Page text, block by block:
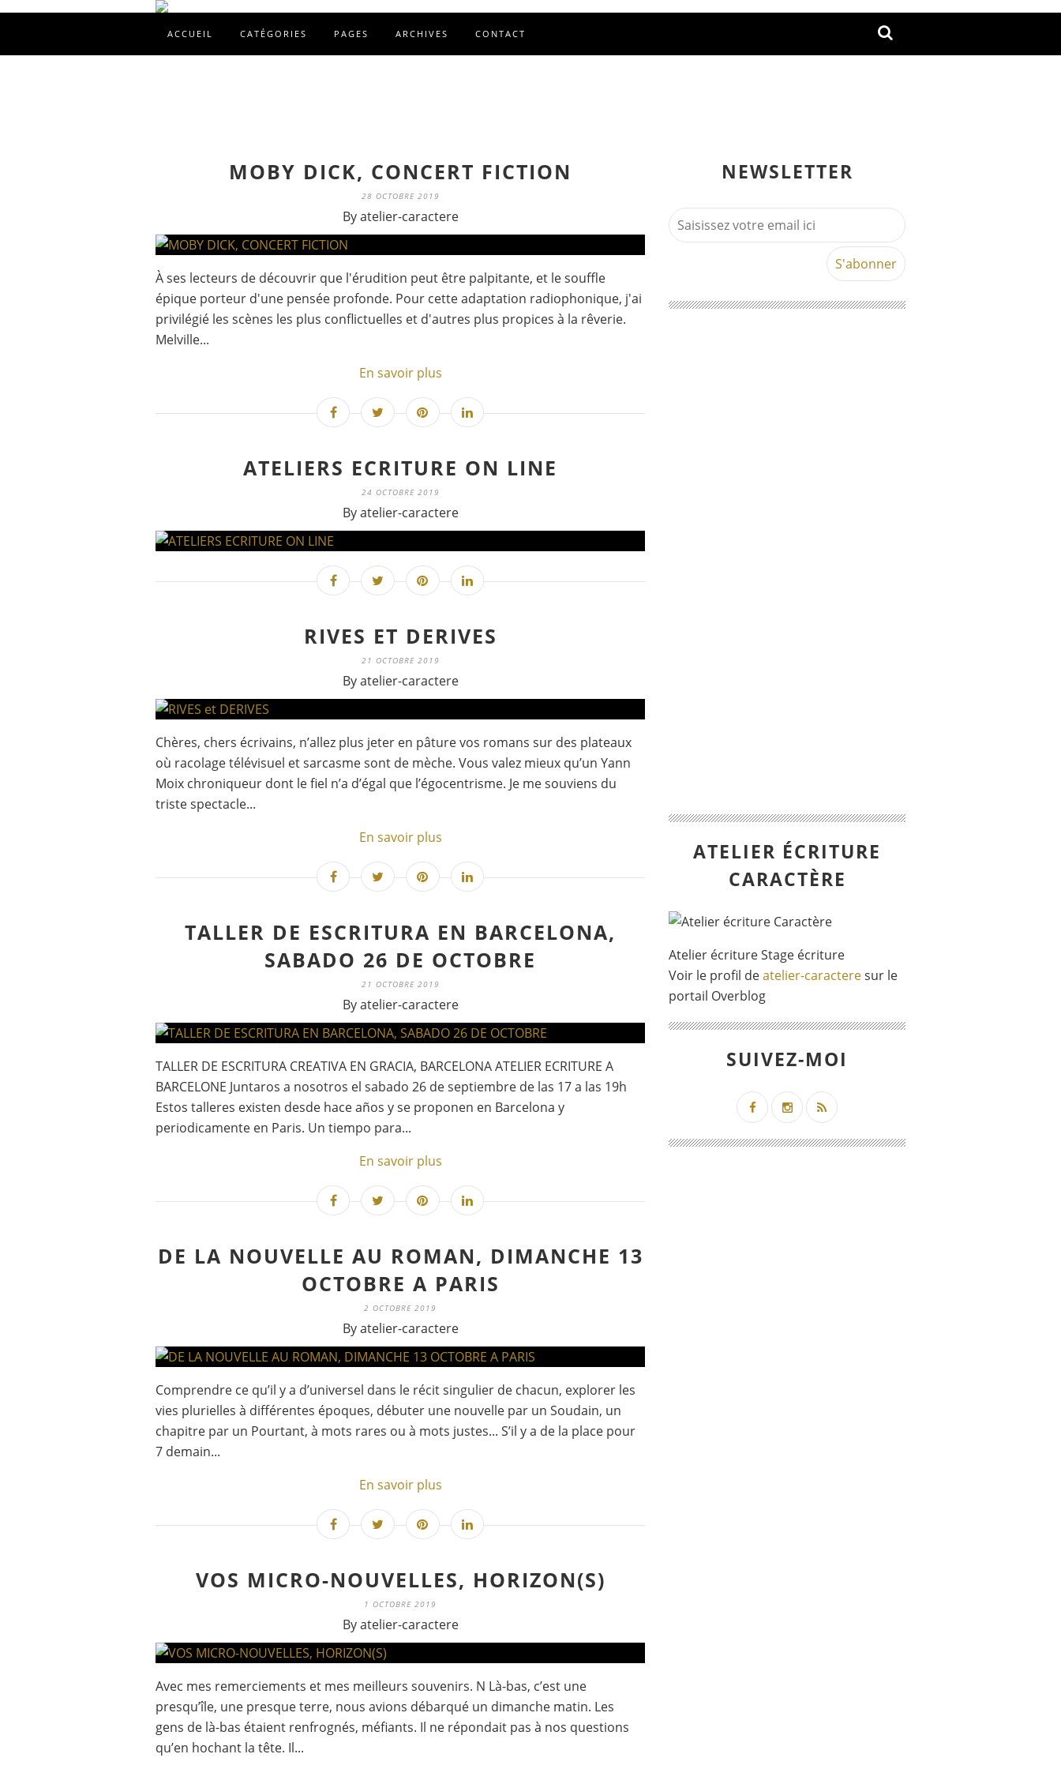
ACCUEIL CATÉGORIES PAGES ARCHIVES CONTACT
MOBY DICK, CONCERT FICTION
28 OCTOBRE 2019
By atelier-caractere
À ses lecteurs de découvrir que l'érudition peut être palpitante, et le souffle
épique porteur d'une pensée profonde. Pour cette adaptation radiophonique, j'ai
privilégié les scènes les plus conflictuelles et d'autres plus propices à la rêverie.
Melville...
En savoir plus
ATELIERS ECRITURE ON LINE
24 OCTOBRE 2019
By atelier-caractere
RIVES ET DERIVES
21 OCTOBRE 2019
By atelier-caractere
Chères, chers écrivains, n’allez plus jeter en pâture vos romans sur des plateaux
où racolage télévisuel et sarcasme sont de mèche. Vous valez mieux qu’un Yann
Moix chroniqueur dont le fiel n’a d’égal que l’égocentrisme. Je me souviens du
triste spectacle...
En savoir plus
TALLER DE ESCRITURA EN BARCELONA,
SABADO 26 DE OCTOBRE
21 OCTOBRE 2019
By atelier-caractere
TALLER DE ESCRITURA CREATIVA EN GRACIA, BARCELONA ATELIER ECRITURE A
BARCELONE Juntaros a nosotros el sabado 26 de septiembre de las 17 a las 19h
Estos talleres existen desde hace años y se proponen en Barcelona y
periodicamente en Paris. Un tiempo para...
En savoir plus
DE LA NOUVELLE AU ROMAN, DIMANCHE 13
OCTOBRE A PARIS
2 OCTOBRE 2019
By atelier-caractere
Comprendre ce qu’il y a d’universel dans le récit singulier de chacun, explorer les
vies plurielles à différentes époques, débuter une nouvelle par un Soudain, un
chapitre par un Pourtant, à mots rares ou à mots justes... S’il y a de la place pour
7 demain...
En savoir plus
VOS MICRO-NOUVELLES, HORIZON(S)
1 OCTOBRE 2019
By atelier-caractere
Avec mes remerciements et mes meilleurs souvenirs. N Là-bas, c’est une
presqu’île, une presque terre, nous avions débarqué un dimanche matin. Les
gens de là-bas étaient renfrognés, méfiants. Il ne répondait pas à nos questions
qu’en hochant la tête. Il...
NEWSLETTER
ATELIER ÉCRITURE
CARACTÈRE
Atelier écriture Stage écriture
Voir le profil deatelier-caracteresur le
portail Overblog
SUIVEZ-MOI